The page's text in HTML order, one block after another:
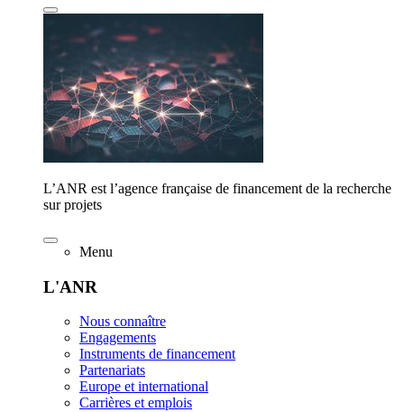
L’ANR est l’agence française de financement de la recherche
sur projets
Menu
L'ANR
Nous connaître
Engagements
Instruments de financement
Partenariats
Europe et international
Carrières et emplois